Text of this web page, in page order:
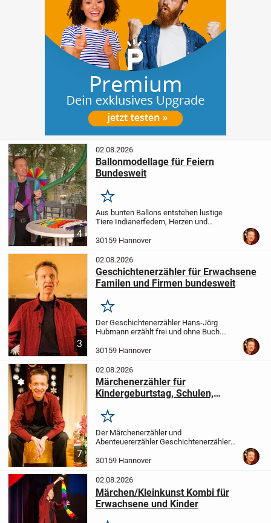
4
02.08.2026
Ballonmodellage für Feiern
Bundesweit
Merken
Aus bunten Ballons entstehen lustige
Tiere Indianerfedern, Herzen und
Geschenk erhalten.
Materialverbrauch richtet sich nach
Anzahl der Kinder.
30159 Hannover
3
02.08.2026
Geschichtenerzähler für Erwachsene
Familen und Firmen bundesweit
Merken
Der Geschichtenerzähler Hans-Jörg
Hubmann erzählt frei und ohne Buch.
seiner Stimme, Mimik und Gestik zum
Leben. Erleben Sie Märchen, Sagen und
Legenden aus aller...
30159 Hannover
7
02.08.2026
Märchenerzähler für
Kindergeburtstag, Schulen,
Merken
Der Märchenerzähler und
Abenteuererzähler Geschichtenerzähler
er alle Charaktere mit seiner Stimme,
Mimik und Gestik zum Leben. Erleben Sie
Märchen und Sagen...
30159 Hannover
02.08.2026
Märchen/Kleinkunst Kombi für
Erwachsene und Kinder